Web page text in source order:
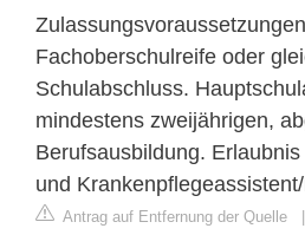
Fachoberschulreife oder
Schulabschluss.
mindestens zweijährigen,
Berufsausbildung.
und
Antrag auf Entfernung der Quelle